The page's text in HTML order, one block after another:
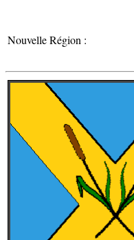
Nouvelle Région :